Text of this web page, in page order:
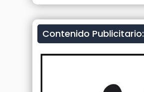
Contenido Publicitario: